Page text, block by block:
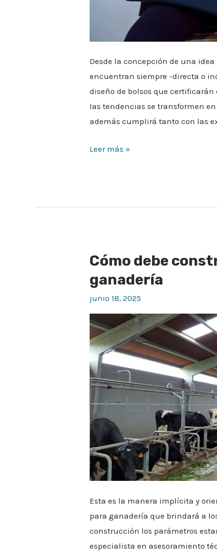
Desde la concepción de una
encuentran siempre -directa o
diseño de bolsos que
las tendencias se transformen
además cumplirá tanto con las
Leer más »
Cómo debe
ganadería
junio 18, 2025
Esta es la manera implícita y
para ganadería que brindará a
construcción los parámetros
especialista en asesoramiento
Cómo
construirse
una
nave
para
ganadería